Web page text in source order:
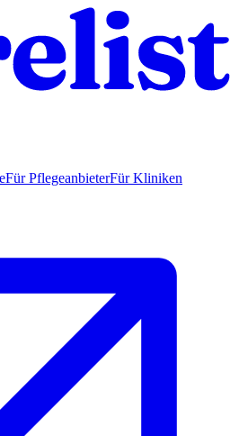
Für PflegeanbieterFür Kliniken